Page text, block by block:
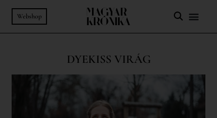
Webshop
DYEKISS VIRÁG